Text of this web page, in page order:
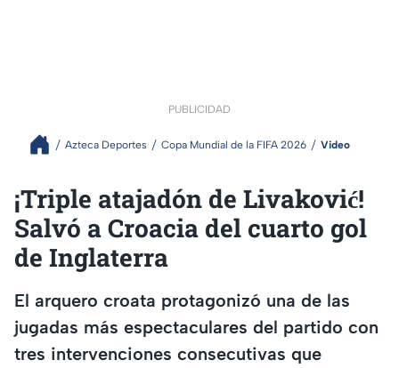
PUBLICIDAD
Azteca Deportes Copa Mundial de la FIFA 2026 Video
¡Triple atajadón de Livaković!
Salvó a Croacia del cuarto gol
de Inglaterra
El arquero croata protagonizó una de las
jugadas más espectaculares del partido con
tres intervenciones consecutivas que